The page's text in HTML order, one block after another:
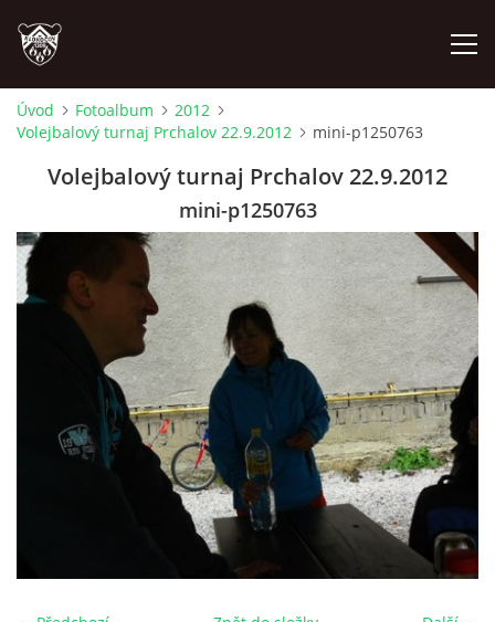
ÚVOD
PROBĚHLÉ AKCE
NOVINKY
FOTOALBUM
Úvod Fotoalbum
2012
Volejbalový turnaj Prchalov 22.9.2012
mini-p1250763
Volejbalový turnaj Prchalov 22.9.2012
mini-p1250763